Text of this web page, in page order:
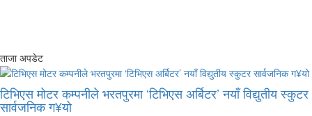
ताजा अपडेट
टिभिएस मोटर कम्पनीले भरतपुरमा ‘टिभिएस अर्बिटर’ नयाँ विद्युतीय स्कुटर
सार्वजनिक ग¥यो